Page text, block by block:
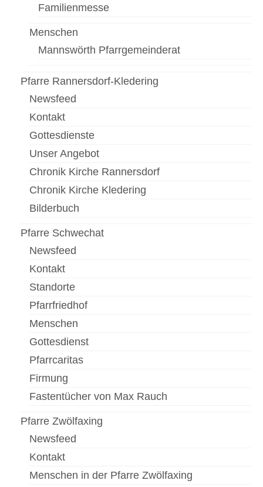
Familienmesse
Menschen
Mannswörth Pfarrgemeinderat
Pfarre Rannersdorf-Kledering
Newsfeed
Kontakt
Gottesdienste
Unser Angebot
Chronik Kirche Rannersdorf
Chronik Kirche Kledering
Bilderbuch
Pfarre Schwechat
Newsfeed
Kontakt
Standorte
Pfarrfriedhof
Menschen
Gottesdienst
Pfarrcaritas
Firmung
Fastentücher von Max Rauch
Pfarre Zwölfaxing
Newsfeed
Kontakt
Menschen in der Pfarre Zwölfaxing